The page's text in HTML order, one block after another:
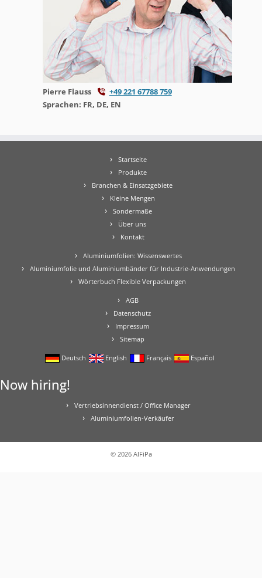
Pierre Flauss
+49 221 67788 759
Sprachen: FR, DE, EN
Startseite
Produkte
Branchen & Einsatzgebiete
Kleine Mengen
Sondermaße
Über uns
Kontakt
Aluminiumfolien: Wissenswertes
Aluminiumfolie und Aluminiumbänder für Industrie-Anwendungen
Wörterbuch Flexible Verpackungen
AGB
Datenschutz
Impressum
Sitemap
Deutsch English Français Español
Now hiring!
Vertriebsinnendienst / Office Manager
Aluminiumfolien-Verkäufer
© 2026 AlFiPa